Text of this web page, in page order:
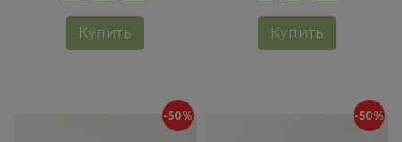
Купить Купить
-50% -50%